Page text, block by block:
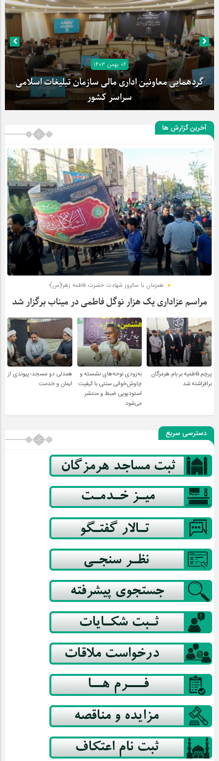
۰۶ بهمن ۱۴۰۳
گردهمایی معاونین اداری مالی سازمان تبلیغات اسلامی
سراسر کشور
آخرین گزارش ها
همزمان با سالروز شهادت حضرت فاطمه زهرا(س)؛
مراسم عزاداری یک هزار نوگل فاطمی در میناب برگزار شد
پرچم فاطمیه بر بام هرمزگان
برافراشته شد
به‌زودی نوحه‌های نشسته و
چاوش‌خوانی سنتی با کیفیت
استودیویی ضبط و منتشر
می‌شود
همدلی دو مسجد؛ پیوندی از
ایمان و خدمت
دسترسی سریع